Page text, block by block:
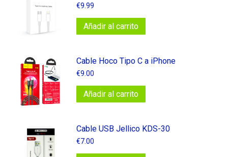
€9.99
Añadir al carrito
Cable Hoco Tipo C a iPhone
€9.00
Añadir al carrito
Cable USB Jellico KDS-30
€7.00